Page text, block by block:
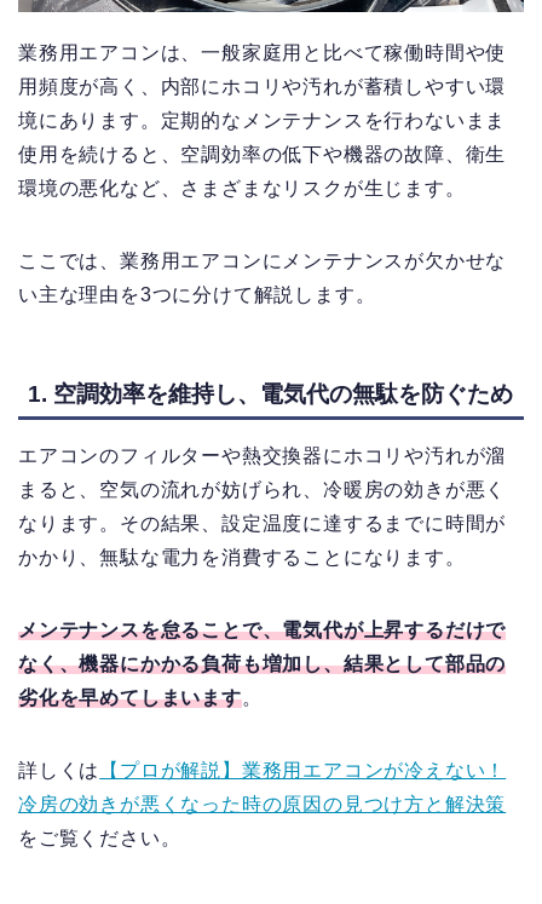
業務用エアコンは、一般家庭用と比べて稼働時間や使
用頻度が高く、内部にホコリや汚れが蓄積しやすい環
境にあります。定期的なメンテナンスを行わないまま
使用を続けると、空調効率の低下や機器の故障、衛生
環境の悪化など、さまざまなリスクが生じます。
ここでは、業務用エアコンにメンテナンスが欠かせな
い主な理由を3つに分けて解説します。
1. 空調効率を維持し、電気代の無駄を防ぐため
エアコンのフィルターや熱交換器にホコリや汚れが溜
まると、空気の流れが妨げられ、冷暖房の効きが悪く
なります。その結果、設定温度に達するまでに時間が
かかり、無駄な電力を消費することになります。
メンテナンスを怠ることで、電気代が上昇するだけで
なく、機器にかかる負荷も増加し、結果として部品の
劣化を早めてしまいます。
詳しくは
【プロが解説】業務用エアコンが冷えない！
冷房の効きが悪くなった時の原因の見つけ方と解決策
をご覧ください。